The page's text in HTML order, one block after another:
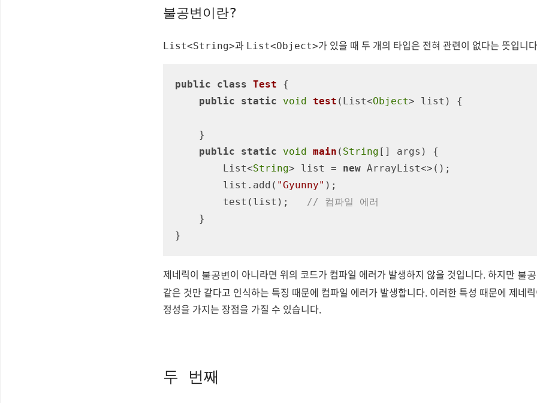
불공변이란?
List<String>과 List<Object>가 있을 때 두 개의 타입은 전혀 관련이 없다는 뜻입니
public class Test
{
public
static void test ( List<Object> list ) {
public
static void main ( String [] args )
{
        List<
String> list = new ArrayList<>();
        list.add(
"Gyunny" );
        test(list);
// 컴파일 에러
}
제네릭이 불공변이 아니라면 위의 코드가 컴파일 에러가 발생하지 않을 것입니다. 하지만 불
같은 것만 같다고 인식하는 특징 때문에 컴파일 에러가 발생합니다. 이러한 특성 때문에 제네
정성을 가지는 장점을 가질 수 있습니다.
두 번째